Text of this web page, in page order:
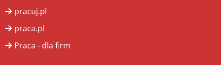
pracuj.pl
praca.pl
Praca - dla firm